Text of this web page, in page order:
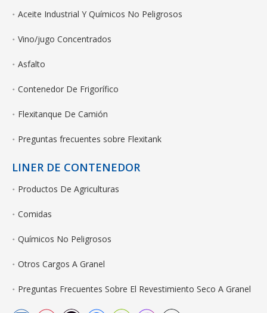
Aceite Industrial Y Químicos No Peligrosos
Vino/jugo Concentrados
Asfalto
Contenedor De Frigorífico
Flexitanque De Camión
Preguntas frecuentes sobre Flexitank
LINER DE CONTENEDOR
Productos De Agriculturas
Comidas
Químicos No Peligrosos
Otros Cargos A Granel
Preguntas Frecuentes Sobre El Revestimiento Seco A Granel